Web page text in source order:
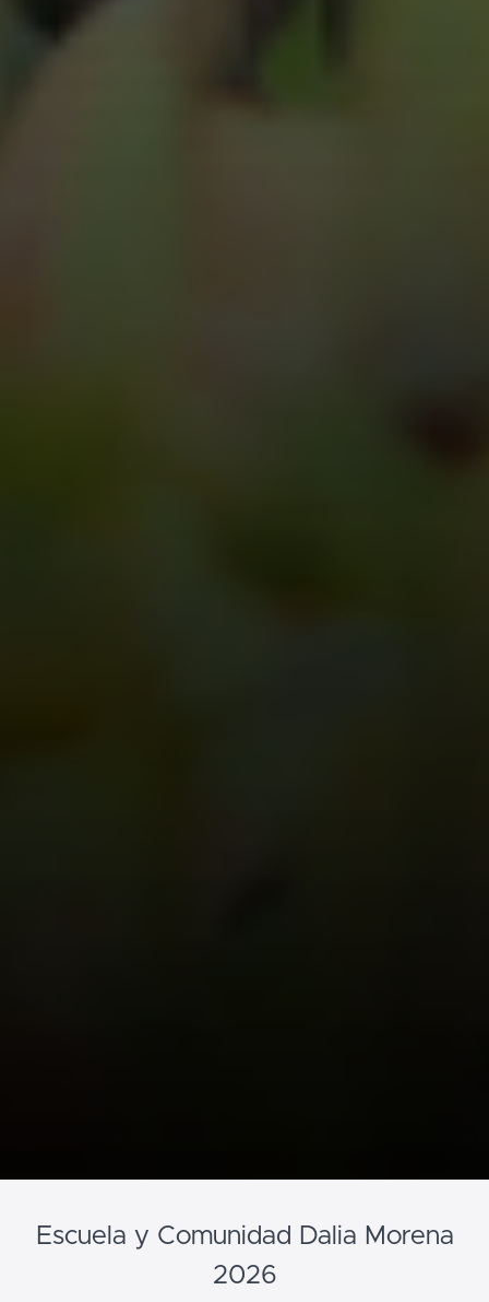
Escuela y Comunidad Dalia Morena
2026